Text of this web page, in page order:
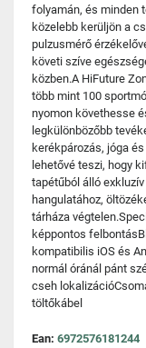
folyamán, és minden
közelebb kerüljön a
pulzusmérő
követi szíve
közben.A HiFuture
több mint 100
nyomon követhesse
legkülönbözőbb
kerékpározás, jóga
lehetővé teszi, hogy
tapétűból álló
hangulatához,
tárháza
képpontos
kompatibilis iOS és
normál óránál pánt
cseh
töltőkábel
Ean: 6972576181244